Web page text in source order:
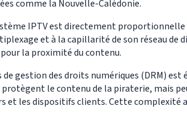
comme la Nouvelle-Calédonie.
IPTV est directement proportionnelle
et à la capillarité de son réseau
la proximité du contenu.
gestion des droits numériques (DRM)
protègent le contenu de la piraterie, mais
et les dispositifs clients. Cette complexité